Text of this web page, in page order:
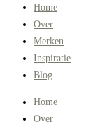
Home
Over
Merken
Inspiratie
Blog
Home
Over